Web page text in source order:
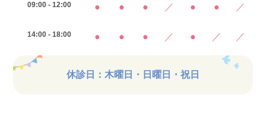
09:00 - 12:00 ● ● ● ／ ● ● ／
14:00 - 18:00 ● ● ● ／ ● ／ ／
休診日：木曜日・日曜日・祝日